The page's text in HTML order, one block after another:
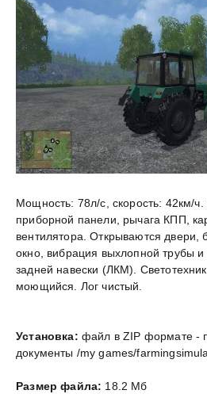
Мощность: 78л/c, скорость: 42км/
приборной панели, рычага КПП,
вентилятора. Открываются двери,
окно, вибрация выхлопной трубы и
задней навески (ЛКМ).
моющийся. Лог чистый.
Установка: файл в ZIP формате -
документы /my games/
Размер файла: 18.2 Мб